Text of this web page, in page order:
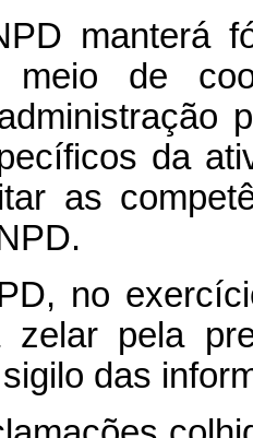
manterá
meio de
da
as
no
zelar pela
das